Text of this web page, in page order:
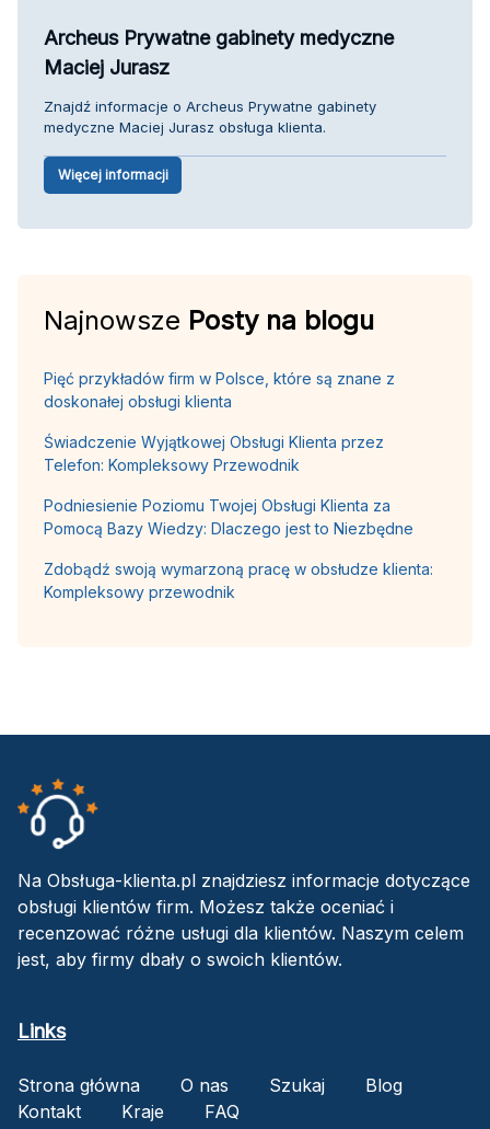
Archeus Prywatne gabinety medyczne
Maciej Jurasz
Znajdź informacje o Archeus Prywatne gabinety
medyczne Maciej Jurasz obsługa klienta.
Więcej informacji
Najnowsze Posty na blogu
Pięć przykładów firm w Polsce, które są znane z
doskonałej obsługi klienta
Świadczenie Wyjątkowej Obsługi Klienta przez
Telefon: Kompleksowy Przewodnik
Podniesienie Poziomu Twojej Obsługi Klienta za
Pomocą Bazy Wiedzy: Dlaczego jest to Niezbędne
Zdobądź swoją wymarzoną pracę w obsłudze klienta:
Kompleksowy przewodnik
Na Obsługa-klienta.pl znajdziesz informacje dotyczące
obsługi klientów firm. Możesz także oceniać i
recenzować różne usługi dla klientów. Naszym celem
jest, aby firmy dbały o swoich klientów.
Links
Strona główna O nas Szukaj
Blog
Kontakt
Kraje FAQ